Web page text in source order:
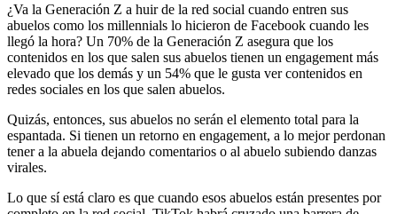
¿Va la Generación Z a huir de la red social cuando entren sus
abuelos como los millennials lo hicieron de Facebook cuando les
llegó la hora? Un 70% de la Generación Z asegura que los
contenidos en los que salen sus abuelos tienen un engagement más
elevado que los demás y un 54% que le gusta ver contenidos en
redes sociales en los que salen abuelos.
Quizás, entonces, sus abuelos no serán el elemento total para la
espantada. Si tienen un retorno en engagement, a lo mejor perdonan
tener a la abuela dejando comentarios o al abuelo subiendo danzas
virales.
Lo que sí está claro es que cuando esos abuelos están presentes por